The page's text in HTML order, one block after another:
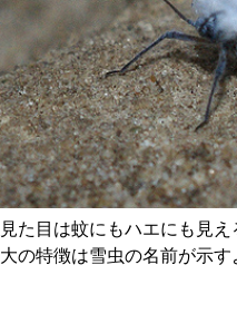
見た目は蚊にもハエにも見
大の特徴は雪虫の名前が示